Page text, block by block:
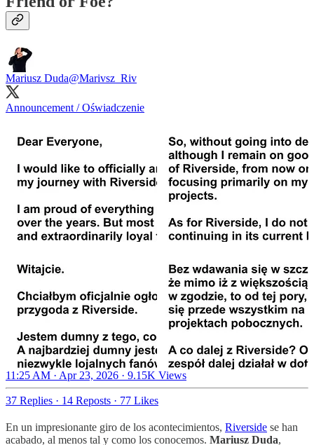
Mariusz Duda@Marivsz_Riv
Announcement / Oświadczenie
11:25 AM · Apr 23, 2026 · 9.15K Views
37 Replies · 14 Reposts · 77 Likes
En un impresionante giro de los acontecimientos, Riverside se han
acabado, al menos tal y como los conocemos. Mariusz Duda,